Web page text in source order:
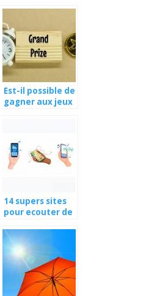
Est-il possible de
gagner aux jeux
14 supers sites
pour ecouter de
iOS et Android